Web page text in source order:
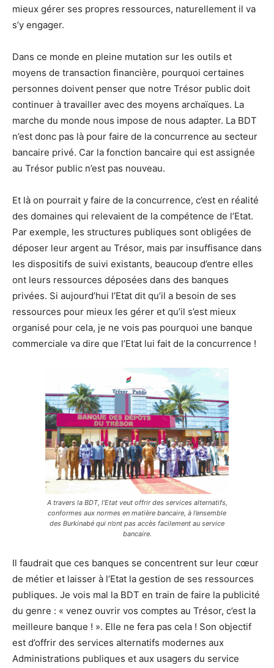
mieux gérer ses propres ressources, naturellement il va
s’y engager.
Dans ce monde en pleine mutation sur les outils et
moyens de transaction financière, pourquoi certaines
personnes doivent penser que notre Trésor public doit
continuer à travailler avec des moyens archaïques. La
marche du monde nous impose de nous adapter. La BDT
n’est donc pas là pour faire de la concurrence au secteur
bancaire privé. Car la fonction bancaire qui est assignée
au Trésor public n’est pas nouveau.
Et là on pourrait y faire de la concurrence, c’est en réalité
des domaines qui relevaient de la compétence de l’Etat.
Par exemple, les structures publiques sont obligées de
déposer leur argent au Trésor, mais par insuffisance dans
les dispositifs de suivi existants, beaucoup d’entre elles
ont leurs ressources déposées dans des banques
privées. Si aujourd’hui l’Etat dit qu’il a besoin de ses
ressources pour mieux les gérer et qu’il s’est mieux
organisé pour cela, je ne vois pas pourquoi une banque
commerciale va dire que l’Etat lui fait de la concurrence !
A travers la BDT, l’Etat veut offrir des services alternatifs,
conformes aux normes en matière bancaire, à l’ensemble
des Burkinabé qui n’ont pas accès facilement au service
bancaire.
Il faudrait que ces banques se concentrent sur leur cœur
de métier et laisser à l’Etat la gestion de ses ressources
publiques. Je vois mal la BDT en train de faire la publicité
du genre : « venez ouvrir vos comptes au Trésor, c’est la
meilleure banque ! ». Elle ne fera pas cela ! Son objectif
est d’offrir des services alternatifs modernes aux
Administrations publiques et aux usagers du service